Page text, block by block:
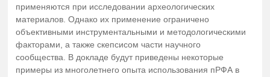
применяются при исследовании археологических
материалов. Однако их применение ограничено
объективными инструментальными и методологическими
факторами, а также скепсисом части научного
сообщества. В докладе будут приведены некоторые
примеры из многолетнего опыта использования пРФА в